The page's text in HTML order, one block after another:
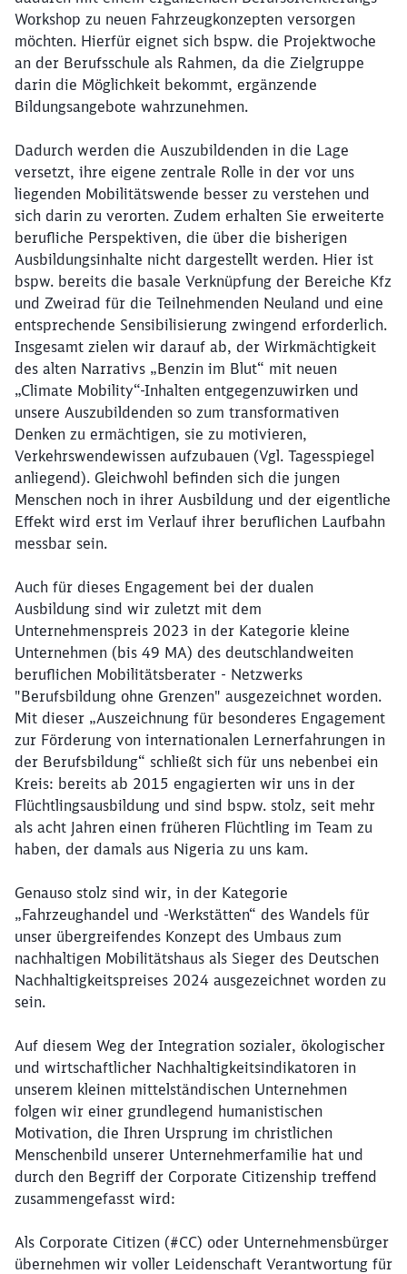
Workshop zu neuen Fahrzeugkonzepten versorgen
möchten. Hierfür eignet sich bspw. die Projektwoche
an der Berufsschule als Rahmen, da die Zielgruppe
darin die Möglichkeit bekommt, ergänzende
Bildungsangebote wahrzunehmen.
Dadurch werden die Auszubildenden in die Lage
versetzt, ihre eigene zentrale Rolle in der vor uns
liegenden Mobilitätswende besser zu verstehen und
sich darin zu verorten. Zudem erhalten Sie erweiterte
berufliche Perspektiven, die über die bisherigen
Ausbildungsinhalte nicht dargestellt werden. Hier ist
bspw. bereits die basale Verknüpfung der Bereiche Kfz
und Zweirad für die Teilnehmenden Neuland und eine
entsprechende Sensibilisierung zwingend erforderlich.
Insgesamt zielen wir darauf ab, der Wirkmächtigkeit
des alten Narrativs „Benzin im Blut“ mit neuen
„Climate Mobility“-Inhalten entgegenzuwirken und
unsere Auszubildenden so zum transformativen
Denken zu ermächtigen, sie zu motivieren,
Verkehrswendewissen aufzubauen (Vgl. Tagesspiegel
anliegend). Gleichwohl befinden sich die jungen
Menschen noch in ihrer Ausbildung und der eigentliche
Effekt wird erst im Verlauf ihrer beruflichen Laufbahn
messbar sein.
Auch für dieses Engagement bei der dualen
Ausbildung sind wir zuletzt mit dem
Unternehmenspreis 2023 in der Kategorie kleine
Unternehmen (bis 49 MA) des deutschlandweiten
beruflichen Mobilitätsberater - Netzwerks
"Berufsbildung ohne Grenzen" ausgezeichnet worden.
Mit dieser „Auszeichnung für besonderes Engagement
zur Förderung von internationalen Lernerfahrungen in
der Berufsbildung“ schließt sich für uns nebenbei ein
Kreis: bereits ab 2015 engagierten wir uns in der
Flüchtlingsausbildung und sind bspw. stolz, seit mehr
als acht Jahren einen früheren Flüchtling im Team zu
haben, der damals aus Nigeria zu uns kam.
Genauso stolz sind wir, in der Kategorie
„Fahrzeughandel und -Werkstätten“ des Wandels für
unser übergreifendes Konzept des Umbaus zum
nachhaltigen Mobilitätshaus als Sieger des Deutschen
Nachhaltigkeitspreises 2024 ausgezeichnet worden zu
sein.
Auf diesem Weg der Integration sozialer, ökologischer
und wirtschaftlicher Nachhaltigkeitsindikatoren in
unserem kleinen mittelständischen Unternehmen
folgen wir einer grundlegend humanistischen
Motivation, die Ihren Ursprung im christlichen
Menschenbild unserer Unternehmerfamilie hat und
durch den Begriff der Corporate Citizenship treffend
zusammengefasst wird:
Als Corporate Citizen (#CC) oder Unternehmensbürger
übernehmen wir voller Leidenschaft Verantwortung für